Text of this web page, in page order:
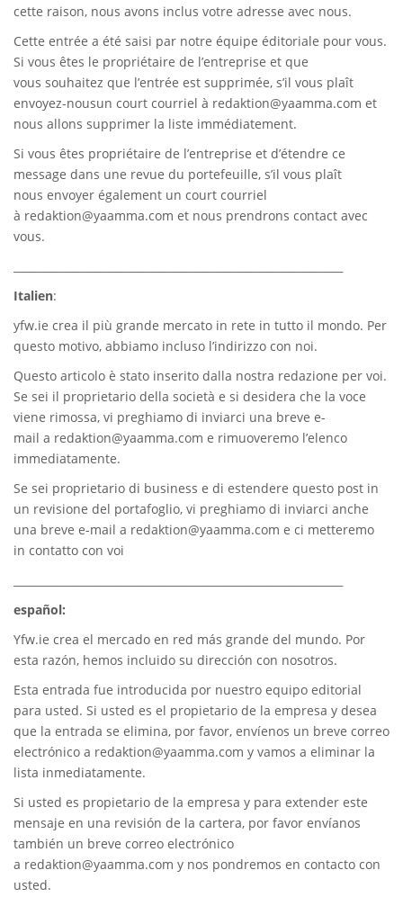
cette raison, nous avons inclus votre adresse avec nous.
Cette entrée a été saisi par notre équipe éditoriale pour vous.
Si vous êtes le propriétaire de l’entreprise et que
vous souhaitez que l’entrée est supprimée, s’il vous plaît
envoyez-nousun court courriel à redaktion@yaamma.com et
nous allons supprimer la liste immédiatement.
Si vous êtes propriétaire de l’entreprise et d’étendre ce
message dans une revue du portefeuille, s’il vous plaît
nous envoyer également un court courriel
à redaktion@yaamma.com et nous prendrons contact avec
vous.
Italien:
yfw.ie crea il più grande mercato in rete in tutto il mondo. Per
questo motivo, abbiamo incluso l’indirizzo con noi.
Questo articolo è stato inserito dalla nostra redazione per voi.
Se sei il proprietario della società e si desidera che la voce
viene rimossa, vi preghiamo di inviarci una breve e-
mail a redaktion@yaamma.com e rimuoveremo l’elenco
immediatamente.
Se sei proprietario di business e di estendere questo post in
un revisione del portafoglio, vi preghiamo di inviarci anche
una breve e-mail a redaktion@yaamma.com e ci metteremo
in contatto con voi
español:
Yfw.ie crea el mercado en red más grande del mundo. Por
esta razón, hemos incluido su dirección con nosotros.
Esta entrada fue introducida por nuestro equipo editorial
para usted. Si usted es el propietario de la empresa y desea
que la entrada se elimina, por favor, envíenos un breve correo
electrónico a redaktion@yaamma.com y vamos a eliminar la
lista inmediatamente.
Si usted es propietario de la empresa y para extender este
mensaje en una revisión de la cartera, por favor envíanos
también un breve correo electrónico
a redaktion@yaamma.com y nos pondremos en contacto con
usted.